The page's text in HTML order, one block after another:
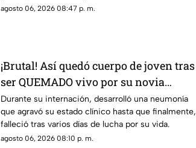
pesos.
agosto 06, 2026 08:47 p. m.
¡Brutal! Así quedó cuerpo de joven tras
ser QUEMADO vivo por su novia
[VIDEO]
Durante su internación, desarrolló una neumonía
que agravó su estado clínico hasta que finalmente,
falleció tras varios días de lucha por su vida.
agosto 06, 2026 08:10 p. m.